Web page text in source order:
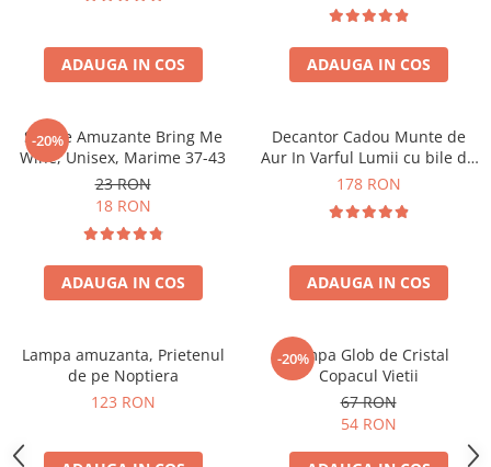
ADAUGA IN COS ADAUGA IN COS
-20%
Sosete Amuzante Bring Me
Wine, Unisex, Marime 37-43
23 RON
18 RON
ADAUGA IN COS
Decantor Cadou Munte de
Aur In Varful Lumii cu bile de
curatare
178 RON
ADAUGA IN COS
Lampa amuzanta, Prietenul
de pe Noptiera
123 RON
-20%
Lampa Glob de Cristal
Copacul Vietii
67 RON
54 RON